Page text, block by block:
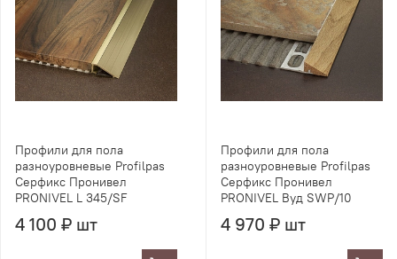
Профили для пола
разноуровневые Profilpas
Серфикс Пронивел
PRONIVEL L 345/SF
4 100 ₽ шт
Профили для пола
разноуровневые Profilpas
Серфикс Пронивел
PRONIVEL Вуд SWP/10
4 970 ₽ шт